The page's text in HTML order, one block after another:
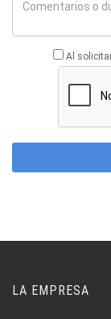
Al
LA EMPRESA